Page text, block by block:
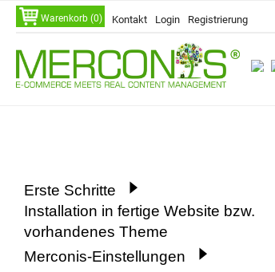
Warenkorb (0)
Navigation
überspringen
Kontakt Login Registrierung
Navigation
überspringen
Erste Schritte
Installation in fertige Website bzw.
vorhandenes Theme
Merconis-Einstellungen